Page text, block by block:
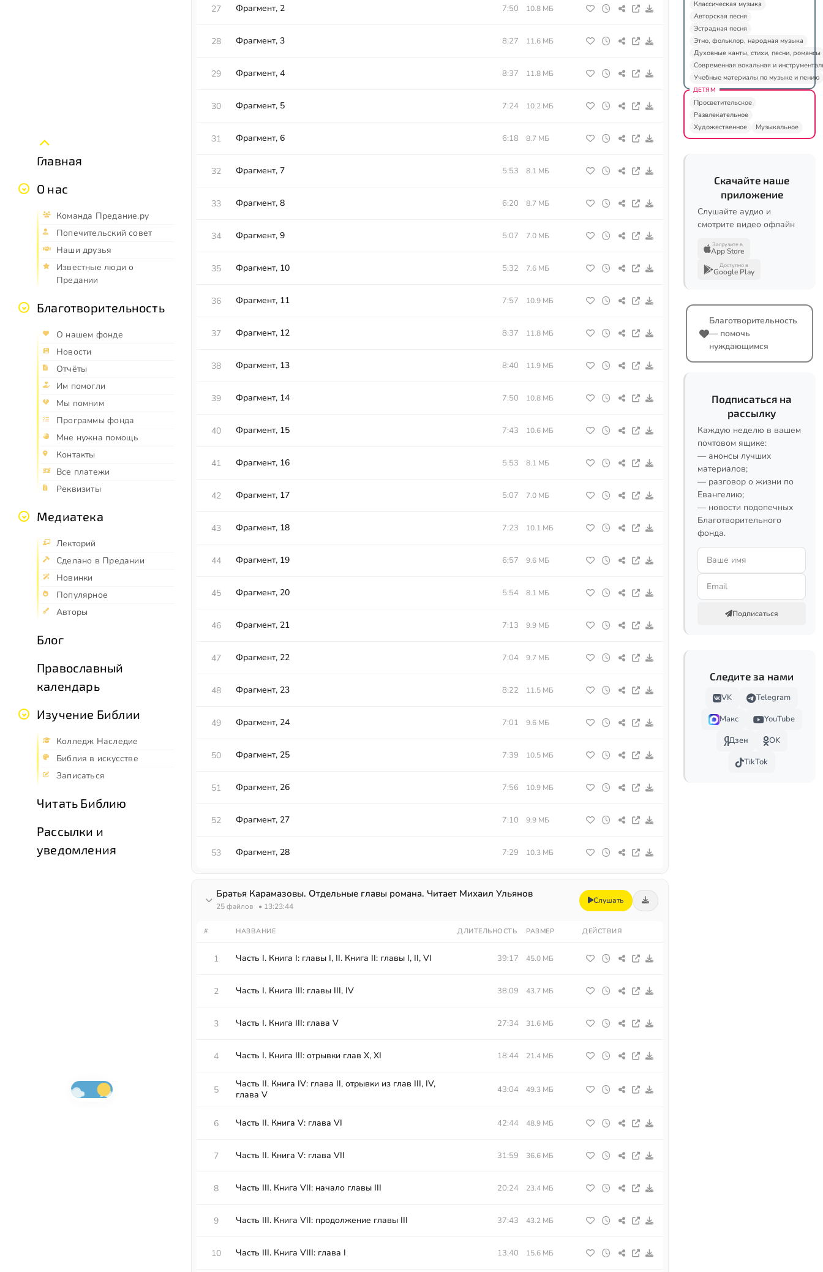
Главная
О нас
Команда Предание.ру
Попечительский совет
Наши друзья
Известные люди о
Предании
Благотворительность
О нашем фонде
Новости
Отчёты
Им помогли
Мы помним
Программы фонда
Мне нужна помощь
Контакты
Все платежи
Реквизиты
Медиатека
Лекторий
Сделано в Предании
Новинки
Популярное
Авторы
Блог
Православный
календарь
Изучение Библии
Колледж Наследие
Библия в искусстве
Записаться
Читать Библию
Рассылки и
уведомления
27 Фрагмент, 2 7:50 10.8 МБ
28 Фрагмент, 3 8:27 11.6 МБ
29 Фрагмент, 4 8:37 11.8 МБ
30 Фрагмент, 5 7:24 10.2 МБ
31 Фрагмент, 6 6:18 8.7 МБ
32 Фрагмент, 7 5:53 8.1 МБ
33 Фрагмент, 8 6:20 8.7 МБ
34 Фрагмент, 9 5:07 7.0 МБ
35 Фрагмент, 10 5:32 7.6 МБ
36 Фрагмент, 11 7:57 10.9 МБ
37 Фрагмент, 12 8:37 11.8 МБ
38 Фрагмент, 13 8:40 11.9 МБ
39 Фрагмент, 14 7:50 10.8 МБ
40 Фрагмент, 15 7:43 10.6 МБ
41 Фрагмент, 16 5:53 8.1 МБ
42 Фрагмент, 17 5:07 7.0 МБ
43 Фрагмент, 18 7:23 10.1 МБ
44 Фрагмент, 19 6:57 9.6 МБ
45 Фрагмент, 20 5:54 8.1 МБ
46 Фрагмент, 21 7:13 9.9 МБ
47 Фрагмент, 22 7:04 9.7 МБ
48 Фрагмент, 23 8:22 11.5 МБ
49 Фрагмент, 24 7:01 9.6 МБ
50 Фрагмент, 25 7:39 10.5 МБ
51 Фрагмент, 26 7:56 10.9 МБ
52 Фрагмент, 27 7:10 9.9 МБ
53 Фрагмент, 28 7:29 10.3 МБ
Братья Карамазовы. Отдельные главы романа. Читает Михаил Ульянов
25 файлов • 13:23:44
Слушать
# НАЗВАНИЕ ДЛИТЕЛЬНОСТЬ РАЗМЕР ДЕЙСТВИЯ
1 Часть I. Книга I: главы I, II. Книга II: главы I, II, VI 39:17 45.0 МБ
2 Часть I. Книга III: главы III, IV 38:09 43.7 МБ
3 Часть I. Книга III: глава V 27:34 31.6 МБ
4 Часть I. Книга III: отрывки глав X, XI 18:44 21.4 МБ
5
Часть II. Книга IV: глава II, отрывки из глав III, IV,
глава V
43:04 49.3 МБ
6 Часть II. Книга V: глава VI 42:44 48.9 МБ
7 Часть II. Книга V: глава VII 31:59 36.6 МБ
8 Часть III. Книга VII: начало главы III 20:24 23.4 МБ
9 Часть III. Книга VII: продолжение главы III 37:43 43.2 МБ
10 Часть III. Книга VIII: глава I 13:40 15.6 МБ
Классическая музыка
Авторская песня
Эстрадная песня
Этно, фольклор, народная музыка
Духовные канты, стихи, песни, романсы
Современная вокальная и
Учебные материалы по музыке и пению
ДЕТЯМ
Просветительское
Развлекательное
Художественное
Музыкальное
Скачайте наше
приложение
Слушайте аудио и
смотрите видео офлайн
Загрузите в
App Store
Доступно в
Google Play
Благотворительность
— помочь
нуждающимся
Подписаться на
рассылку
Каждую неделю в вашем
почтовом ящике:
— анонсы лучших
материалов;
— разговор о жизни по
Евангелию;
— новости подопечных
Благотворительного
фонда.
Подписаться
Следите за нами
VK
Telegram
Макс
YouTube
Дзен
OK
TikTok